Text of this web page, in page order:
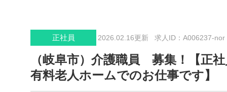
正社員 2026.02.16更新 求人ID：A006237-nor
（岐阜市）介護職員 募集！【正
有料老人ホームでのお仕事です】